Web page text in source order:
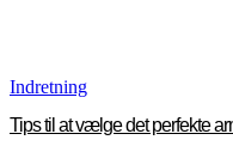
Indretning
Tips til at vælge det perfekte